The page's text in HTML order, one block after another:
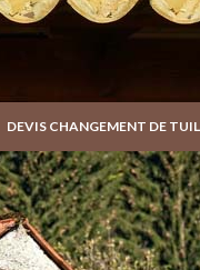
DEVIS CHANGEMENT DE